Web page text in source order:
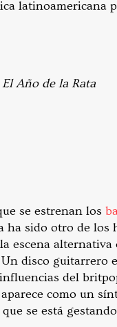
latinoamericana
El Año de la Rata
se estrenan los
ha sido otro de los
escena alternativa
disco guitarrero
del
como un
se está